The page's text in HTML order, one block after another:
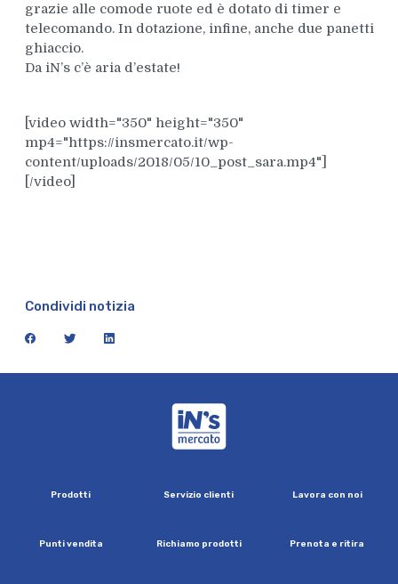
grazie alle comode ruote ed è dotato di timer e
telecomando. In dotazione, infine, anche due panetti
ghiaccio.
Da iN’s c’è aria d’estate!
[video width="350" height="350"
mp4="https://insmercato.it/wp-
content/uploads/2018/05/10_post_sara.mp4"]
[/video]
Condividi notizia
facebook twitter linkedin
Prodotti Servizio clienti Lavora con noi
Puntivendita Richiamo prodotti Prenota e ritira